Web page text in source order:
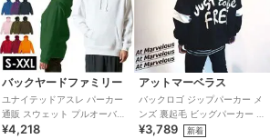
バックヤードファミリー
ユナイテッドアスレ パーカー
通販 スウェット プルオーバー
裏起毛 メンズ レディース
¥4,218
アットマーベラス
バックロゴ ジップパーカー メ
ンズ 裏起毛 ビッグパーカー ス
トリート フード付き 大きいサ
¥3,789 新着